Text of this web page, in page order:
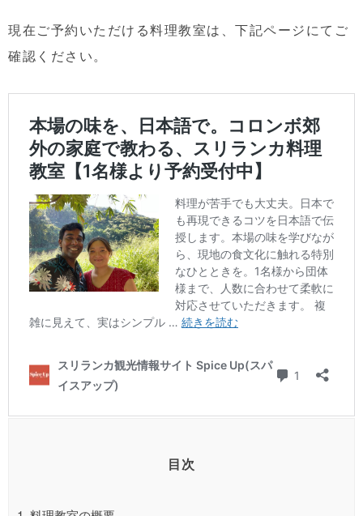
現在ご予約いただける料理教室は、下記ページにてご
確認ください。
目次